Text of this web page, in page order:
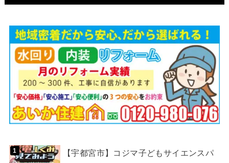
【宇都宮市】コジマ子どもサイエンスパ